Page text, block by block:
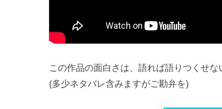
この作品の面白さは、語れば語りつくせ
(多少ネタバレ含みますがご勘弁を)